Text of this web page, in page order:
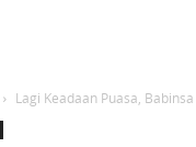
Lagi Keadaan Puasa,